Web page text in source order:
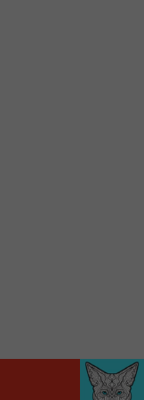
en un clic!